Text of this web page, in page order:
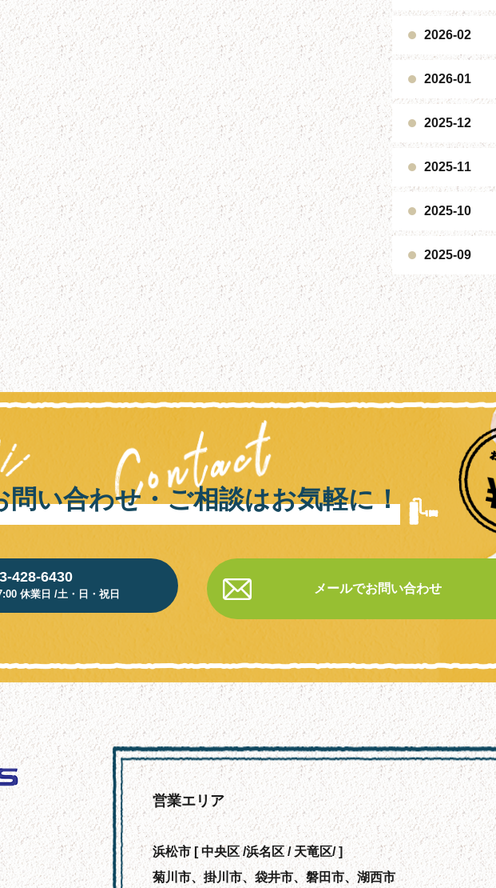
2026-02
2026-01
2025-12
2025-11
2025-10
2025-09
問い合わせ・ご相談はお気軽に！
428-6430
休業日 /土・日・祝日 メールでお問い合わせ
営業エリア
浜松市 [ 中央区 /浜名区 / 天竜区/ ]
菊川市、掛川市、袋井市、磐田市、湖西市